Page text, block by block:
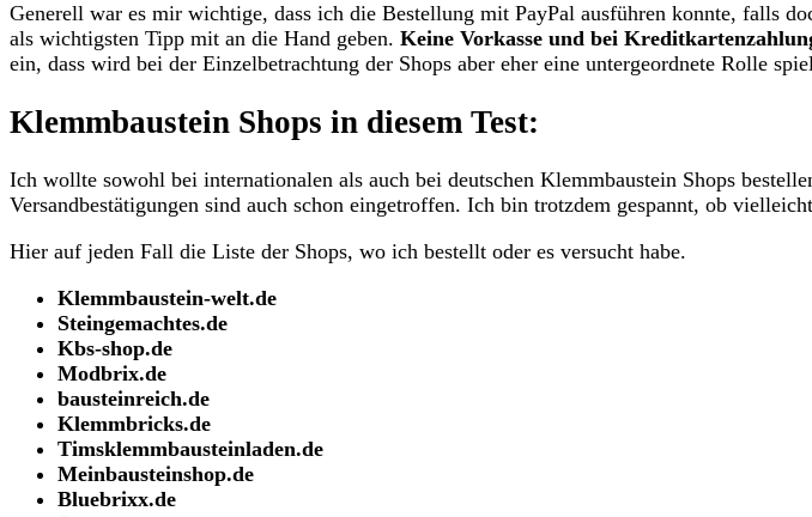
Generell war es mir wichtige, dass ich die Bestellung mit PayPal ausführen konnte, falls
als wichtigsten Tipp mit an die Hand geben. Keine Vorkasse und bei
ein, dass wird bei der Einzelbetrachtung der Shops aber eher eine untergeordnete Rolle
Klemmbaustein Shops in diesem Test:
Ich wollte sowohl bei internationalen als auch bei deutschen Klemmbaustein Shops
Versandbestätigungen sind auch schon eingetroffen. Ich bin trotzdem gespannt, ob
Hier auf jeden Fall die Liste der Shops, wo ich bestellt oder es versucht habe.
Klemmbaustein-welt.de
Steingemachtes.de
Kbs-shop.de
Modbrix.de
bausteinreich.de
Klemmbricks.de
Timsklemmbausteinladen.de
Meinbausteinshop.de
Bluebrixx.de